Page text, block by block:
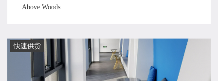
Above Woods
快速供货